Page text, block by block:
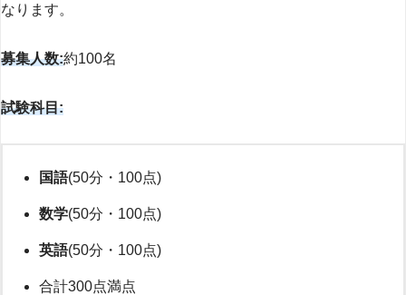
なります。
募集人数:約100名
試験科目:
国語(50分・100点)
数学(50分・100点)
英語(50分・100点)
合計300点満点